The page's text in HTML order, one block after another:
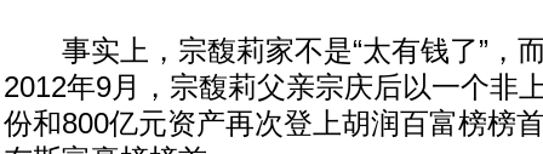
事实上，宗馥莉家不是“太有钱了”，
2012年9月，宗馥莉父亲宗庆后以一个非
份和800亿元资产再次登上胡润百富榜榜